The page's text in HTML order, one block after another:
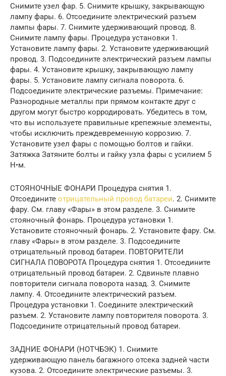
Снимите узел фар. 5. Снимите крышку, закрывающую
лампу фары. 6. Отсоедините электрический разъем
лампы фары. 7. Снимите удерживающий провод. 8.
Снимите лампу фары. Процедура установки 1.
Установите лампу фары. 2. Установите удерживающий
провод. 3. Подсоедините электрический разъем лампы
фары. 4. Установите крышку, закрывающую лампу
фары. 5. Установите лампу сигнала поворота. 6.
Подсоедините электрические разъемы. Примечание:
Разнородные металлы при прямом контакте друг с
другом могут быстро корродировать. Убедитесь в том,
что вы используете правильные крепежные элементы,
чтобы исключить преждевременную коррозию. 7.
Установите узел фары с помощью болтов и гайки.
Затяжка Затяните болты и гайку узла фары с усилием 5
Н•м.
СТОЯНОЧНЫЕ ФОНАРИ Процедура снятия 1.
Отсоедините отрицательный провод батареи. 2. Снимите
фару. См. главу «Фары» в этом разделе. 3. Снимите
стояночный фонарь. Процедура установки 1.
Установите стояночный фонарь. 2. Установите фару. См.
главу «Фары» в этом разделе. 3. Подсоедините
отрицательный провод батареи. ПОВТОРИТЕЛИ
СИГНАЛА ПОВОРОТА Процедура снятия 1. Отсоедините
отрицательный провод батареи. 2. Сдвиньте плавно
повторители сигнала поворота назад. 3. Снимите
лампу. 4. Отсоедините электрический разъем.
Процедура установки 1. Соедините электрический
разъем. 2. Установите лампу повторителя поворота. 3.
Подсоедините отрицательный провод батареи.
ЗАДНИЕ ФОНАРИ (НОТЧБЭК) 1. Снимите
удерживающую панель багажного отсека задней части
кузова. 2. Отсоедините электрические разъемы. 3.